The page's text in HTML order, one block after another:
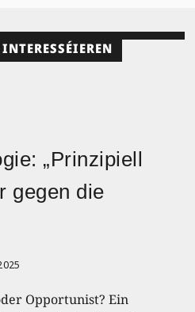
„Prinzipiell
gegen die
Opportunist? Ein